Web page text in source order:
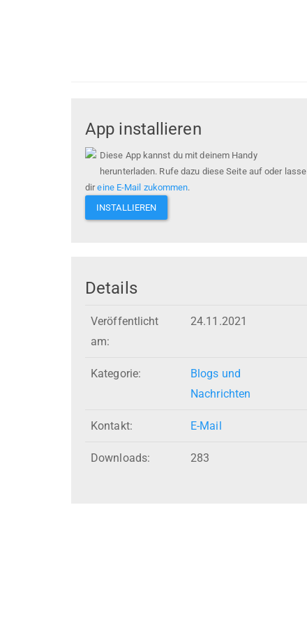
App installieren
Diese App kannst du mit deinem Handy
herunterladen. Rufe dazu diese Seite auf oder lasse
direine E-Mail zukommen.
INSTALLIEREN
Details
Veröffentlicht
am:
24.11.2021
Kategorie:
Blogs und
Nachrichten
Kontakt: E-Mail
Downloads: 283